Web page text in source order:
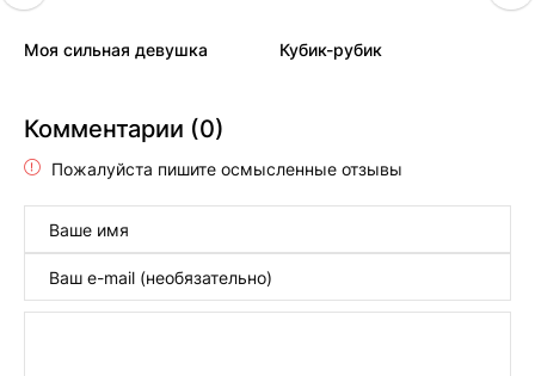
Моя сильная девушка Кубик-рубик
Комментарии (0)
Пожалуйста пишите осмысленные отзывы